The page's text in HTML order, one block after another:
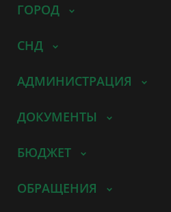
ГОРОД
СНД
АДМИНИСТРАЦИЯ
ДОКУМЕНТЫ
БЮДЖЕТ
ОБРАЩЕНИЯ